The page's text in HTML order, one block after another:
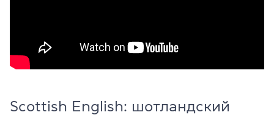
Scottish English: шотландский